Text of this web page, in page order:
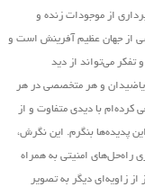
از موجودات زنده و
از جهان عظیم آفرینش است و
تفکر می‌تواند از دید
و هر متخصصی در هر
کرده‌ام با دیدی متفاوت و از
پدیده‌ها بنگرم. این نگرش،
راه‌حل‌های امنیتی به همراه
از زاویه‌ای دیگر به تصویر